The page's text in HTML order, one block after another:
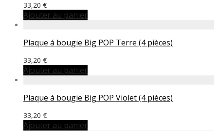
33,20 €
Ajouter au panier
Plaque á bougie Big POP Terre (4 pièces)
33,20 €
Ajouter au panier
Plaque á bougie Big POP Violet (4 pièces)
33,20 €
Ajouter au panier